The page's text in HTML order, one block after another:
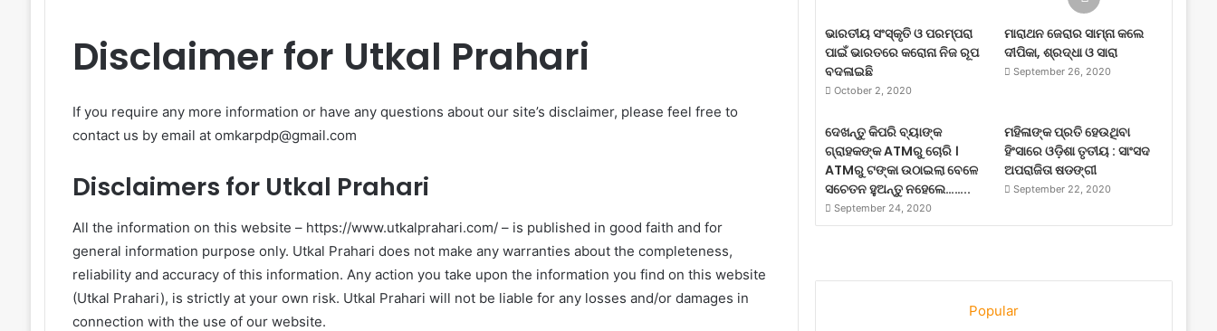
Disclaimer for Utkal Prahari
If you require any more information or have any questions about our site’s disclaimer, please feel free to
contact us by email at omkarpdp@gmail.com
Disclaimers for Utkal Prahari
All the information on this website – https://www.utkalprahari.com/ – is published in good faith and for
general information purpose only. Utkal Prahari does not make any warranties about the completeness,
reliability and accuracy of this information. Any action you take upon the information you find on this website
(Utkal Prahari), is strictly at your own risk. Utkal Prahari will not be liable for any losses and/or damages in
connection with the use of our website.
ଭାରତୀୟ ସଂସ୍କୃତି ଓ ପରମ୍ପରା
ପାଇଁ ଭାରତରେ କରୋନା ନିଜ ରୂପ
ବଦଳାଇଛି
October 2, 2020
ମାରାଥନ ଜେରାର ସାମ୍ନା କଲେ
ଦୀପିକା, ଶ୍ରଦ୍ଧା ଓ ସାରା
September 26, 2020
ଦେଖନ୍ତୁ କିପରି ବ୍ୟାଙ୍କ
ଗ୍ରାହକଙ୍କ ATMରୁ ଚୋରି ।
ATMରୁ ଟଙ୍କା ଉଠାଇଲା ବେଳେ
ସଚେତନ ହୁଅନ୍ତୁ ନହେଲେ……..
September 24, 2020
ମହିଳାଙ୍କ ପ୍ରତି ହେଉଥିବା
ହିଂସାରେ ଓଡ଼ିଶା ତୃତୀୟ : ସାଂସଦ
ଅପରାଜିତା ଷଡଙ୍ଗୀ
September 22, 2020
Popular